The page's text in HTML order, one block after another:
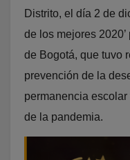
Distrito, el día 2 de
de los mejores
de Bogotá, que tuvo
prevención de la
permanencia
de la pandemia.